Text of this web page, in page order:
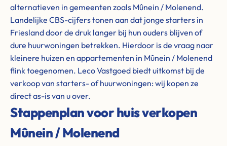
alternatieven in gemeenten zoals Mûnein / Molenend.
Landelijke CBS-cijfers tonen aan dat jonge starters in
Friesland door de druk langer bij hun ouders blijven of
dure huurwoningen betrekken. Hierdoor is de vraag naar
kleinere huizen en appartementen in Mûnein / Molenend
flink toegenomen. Leco Vastgoed biedt uitkomst bij de
verkoop van starters- of huurwoningen: wij kopen ze
direct as-is van u over.
Stappenplan voor huis verkopen
Mûnein / Molenend